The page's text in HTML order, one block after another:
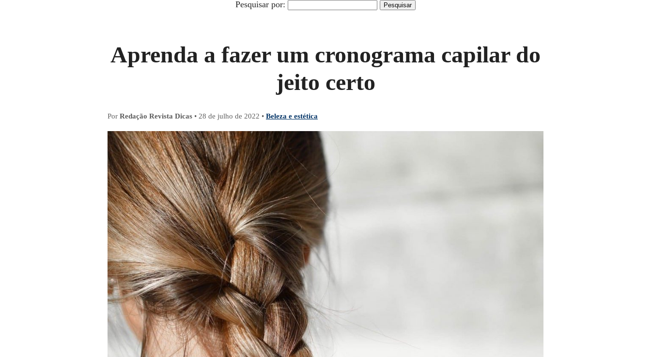
Pesquisar por:
Aprenda a fazer um cronograma capilar do
jeito certo
Por Redação Revista Dicas • 28 de julho de 2022 • Beleza e estética